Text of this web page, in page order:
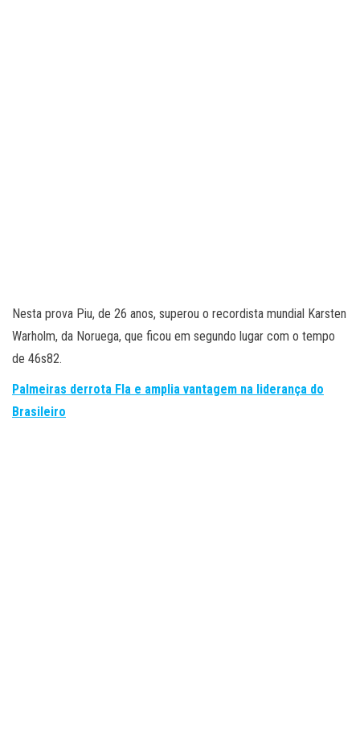
Nesta prova Piu, de 26 anos, superou o recordista mundial Karsten
Warholm, da Noruega, que ficou em segundo lugar com o tempo
de 46s82.
Palmeiras derrota Fla e amplia vantagem na liderança do
Brasileiro